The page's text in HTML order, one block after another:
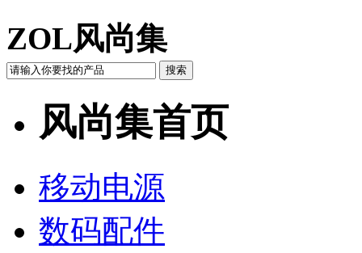
ZOL风尚集
风尚集首页
移动电源
数码配件